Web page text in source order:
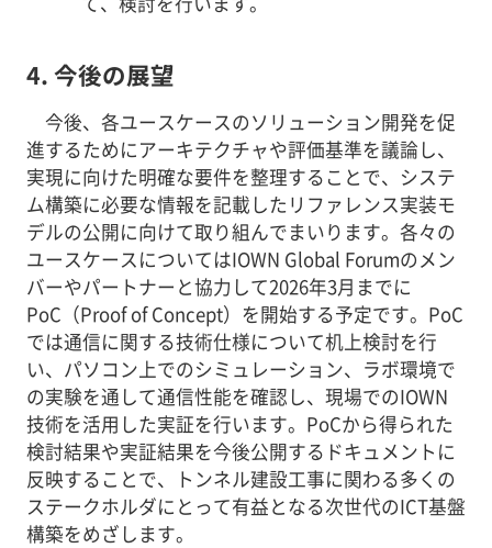
4. 今後の展望
今後、各ユースケースのソリューション開発を促
進するためにアーキテクチャや評価基準を議論し、
実現に向けた明確な要件を整理することで、システ
ム構築に必要な情報を記載したリファレンス実装モ
デルの公開に向けて取り組んでまいります。各々の
ユースケースについてはIOWN Global Forumのメン
バーやパートナーと協力して2026年3月までに
PoC（Proof of Concept）を開始する予定です。PoC
では通信に関する技術仕様について机上検討を行
い、パソコン上でのシミュレーション、ラボ環境で
の実験を通して通信性能を確認し、現場でのIOWN
技術を活用した実証を行います。PoCから得られた
検討結果や実証結果を今後公開するドキュメントに
反映することで、トンネル建設工事に関わる多くの
ステークホルダにとって有益となる次世代のICT基盤
構築をめざします。